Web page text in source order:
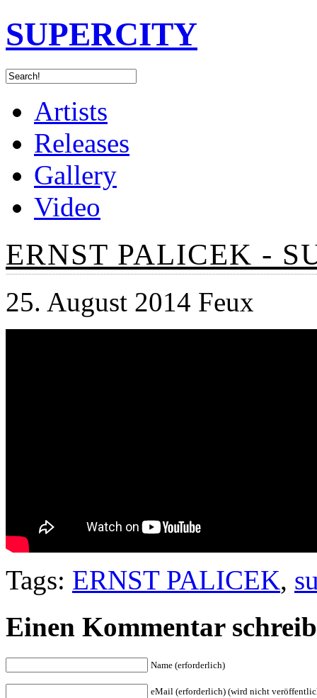
SUPERCITY
Artists
Releases
Gallery
Video
ERNST PALICEK -
25. August 2014 Feux
Tags: ERNST PALICEK,
Einen Kommentar
Name (erforderlich)
eMail (erforderlich) (wird nicht